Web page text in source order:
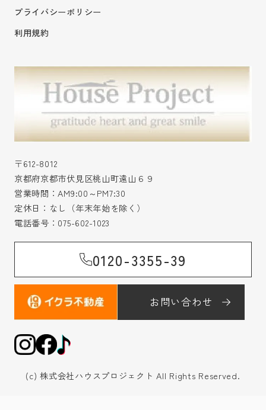
プライバシーポリシー
利用規約
〒612-8012
京都府京都市伏見区桃山町遠山６９
営業時間：AM9:00～PM7:30
定休日：なし（年末年始を除く）
電話番号： 075-602-1023
0120-3355-39
お問い合わせ
(c) 株式会社ハウスプロジェクト All Rights Reserved.